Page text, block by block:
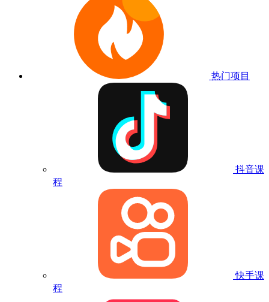
热门项目
抖音课
程
快手课
程